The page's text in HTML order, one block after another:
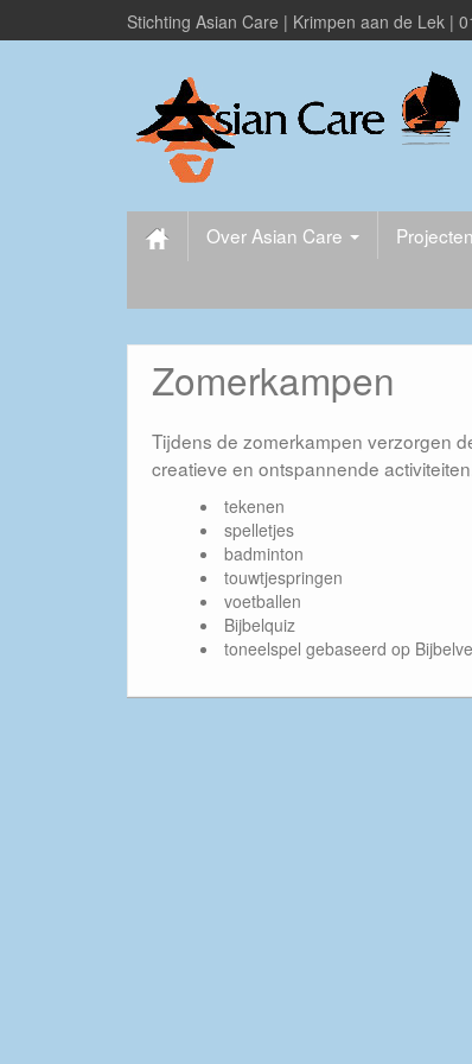
Stichting Asian Care | Krimpen aan de Lek |
Over Asian Care Projecten
Zomerkampen
Tijdens de zomerkampen verzorgen
creatieve en ontspannende
tekenen
spelletjes
badminton
touwtjespringen
voetballen
Bijbelquiz
toneelspel gebaseerd op